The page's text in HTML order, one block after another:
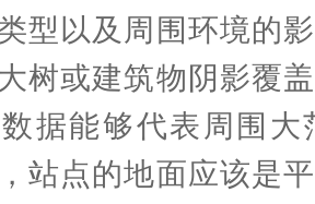
型以及周围环境的
树或建筑物阴影覆
据能够代表周围
站点的地面应该是